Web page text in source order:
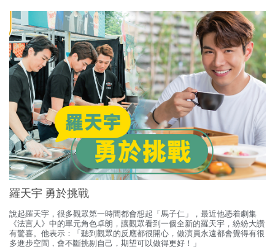
羅天宇 勇於挑戰
說起羅天宇，很多觀眾第一時間都會想起「馬子仁」，最近他憑着劇集
《法言人》中的單元角色卓朗，讓觀眾看到一個全新的羅天宇，紛紛大讚
有驚喜。他表示：「聽到觀眾的反應都很開心，做演員永遠都會覺得有很
多進步空間，會不斷挑剔自己，期望可以做得更好！」